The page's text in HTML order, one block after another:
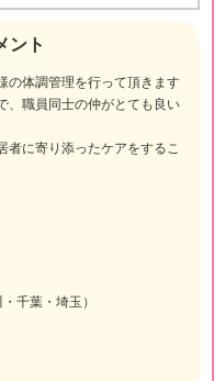
ント
の体調管理を行って頂きます
、職員同士の仲がとても良い
者に寄り添ったケアをするこ
千葉・埼玉）